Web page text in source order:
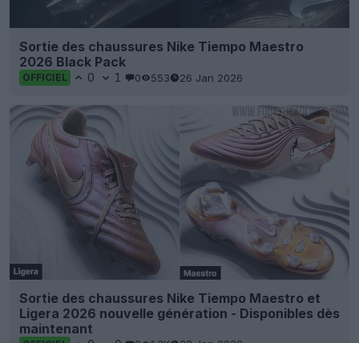
Sortie des chaussures Nike Tiempo Maestro
2026 Black Pack
OFFICIEL 0 1 0 553 26 Jan 2026
Sortie des chaussures Nike Tiempo Maestro et
Ligera 2026 nouvelle génération - Disponibles dès
maintenant